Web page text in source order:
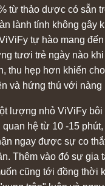
từ thảo dược có sẵn
lành tính không gây
tự hào mang
tươi trẻ ngày nào
thu hẹp hơn khiến
và hứng thú với nàng
lượng nhỏ ViViFy bôi
hệ từ 10 -15
ngay được sự co
Thêm vào đó sự gia
cũng tới đồng thời